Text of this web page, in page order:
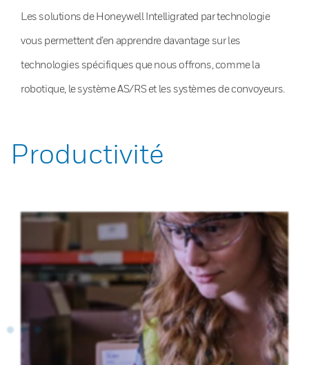
Les solutions de Honeywell Intelligrated par technologie
vous permettent d’en apprendre davantage sur les
technologies spécifiques que nous offrons, comme la
robotique, le système AS/RS et les systèmes de convoyeurs.
Productivité